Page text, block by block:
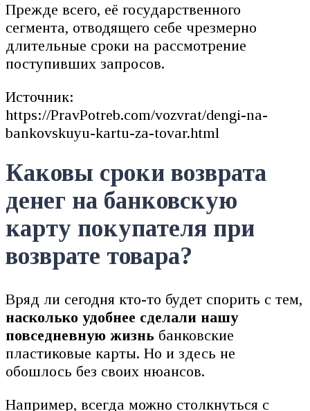
Прежде всего, её государственного
сегмента, отводящего себе чрезмерно
длительные сроки на рассмотрение
поступивших запросов.
Источник:
https://PravPotreb.com/vozvrat/dengi-na-
bankovskuyu-kartu-za-tovar.html
Каковы сроки возврата
денег на банковскую
карту покупателя при
возврате товара?
Вряд ли сегодня кто-то будет спорить с тем,
насколько удобнее сделали нашу
повседневную жизнь банковские
пластиковые карты. Но и здесь не
обошлось без своих нюансов.
Например, всегда можно столкнуться с